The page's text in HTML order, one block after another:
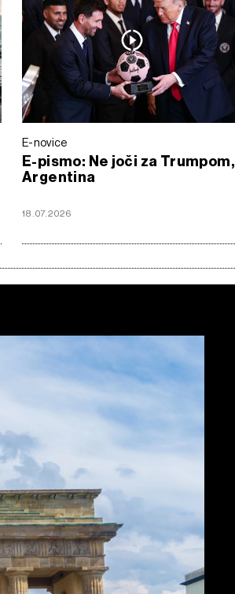
E-novice
E-pismo: Ne joči za Trumpom,
Argentina
18.07.2026